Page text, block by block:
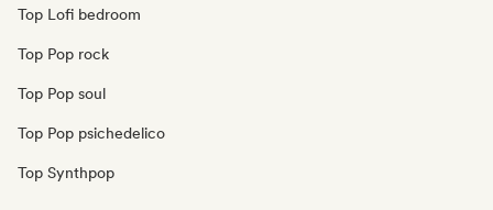
Top Lofi bedroom
Top Pop rock
Top Pop soul
Top Pop psichedelico
Top Synthpop